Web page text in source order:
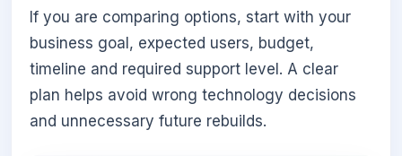
If you are comparing options, start with your
business goal, expected users, budget,
timeline and required support level. A clear
plan helps avoid wrong technology decisions
and unnecessary future rebuilds.